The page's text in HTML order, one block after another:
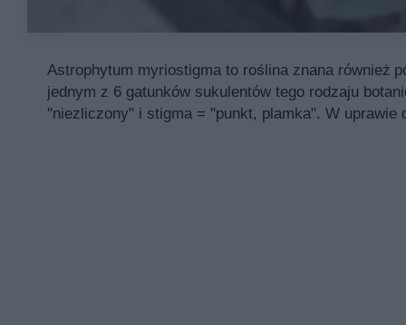
Astrophytum myriostigma to roślina znana również
jednym z 6 gatunków sukulentów tego rodzaju
"niezliczony" i stigma = "punkt, plamka". W